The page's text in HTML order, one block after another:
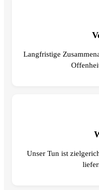
Langfristige
Unser Tun ist